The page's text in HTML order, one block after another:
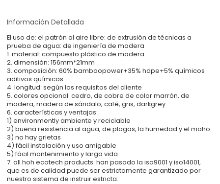
Información Detallada
El uso de: el patrón al aire libre: de extrusión de técnicas a
prueba de agua: de ingeniería de madera
1. material: compuesto plástico de madera
2. dimensión: 156mm*21mm
3. composición: 60% bamboopower+35% hdpe+5% químicos
aditivos químicos
4. longitud: según los requisitos del cliente
5. colores opcional: cedro, de cobre de color marrón, de
madera, madera de sándalo, café, gris, darkgrey
6. características y ventajas:
1) environmently ambiente y reciclable
2) buena resistencia al agua, de plagas, la humedad y el moho
3) no hay grietas
4) fácil instalación y uso amigable
5) fácil mantenimiento y larga vida
7. all hoh ecotech products han pasado la iso9001 y iso14001,
que es de calidad puede ser estrictamente garantizado por
nuestro sistema de instruir estricta.